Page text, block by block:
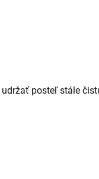
posteľ stále